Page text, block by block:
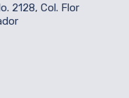
2128, Col. Flor